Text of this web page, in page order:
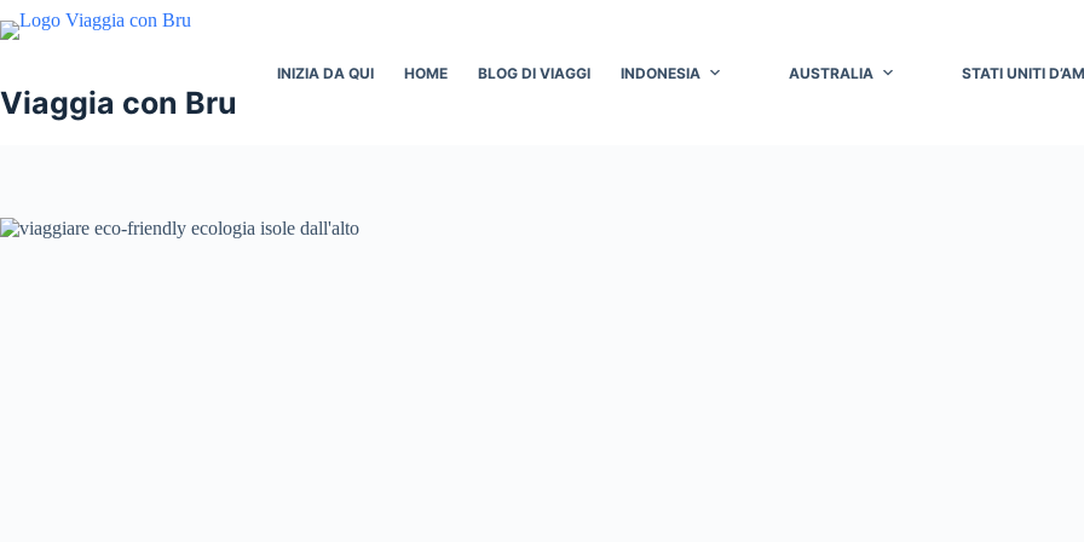
Salta
al
Viaggia con Bru
INIZIA DA QUI HOME BLOG DI VIAGGI INDONESIA AUSTRALIA STATI UNITI